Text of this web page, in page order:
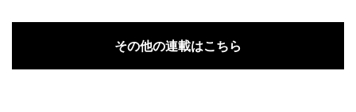
その他の連載はこちら